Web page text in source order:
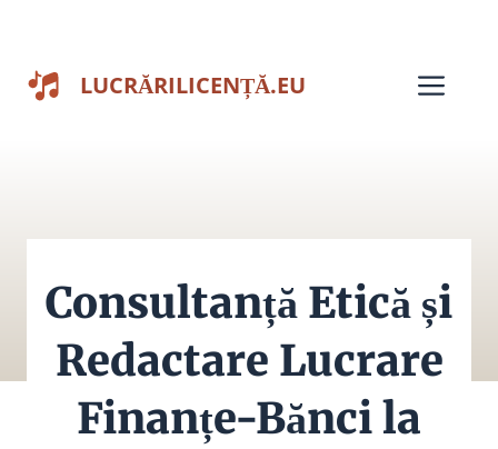
conținut
LUCRĂRILICENȚĂ.EU
Consultanță Etică și
Redactare Lucrare
Finanțe-Bănci la